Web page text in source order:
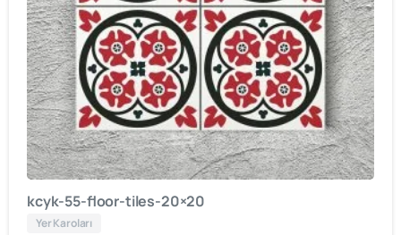
kcyk-55-floor-tiles-20×20
Yer Karoları